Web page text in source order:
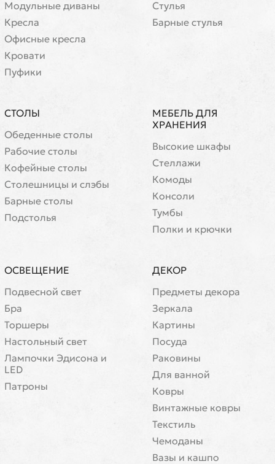
Модульные диваны
Кресла
Офисные кресла
Кровати
Пуфики
Стулья
Барные стулья
СТОЛЫ
Обеденные столы
Рабочие столы
Кофейные столы
Cтолешницы и слэбы
Барные столы
Подстолья
МЕБЕЛЬ ДЛЯ
ХРАНЕНИЯ
Высокие шкафы
Стеллажи
Комоды
Консоли
Тумбы
Полки и крючки
ОСВЕЩЕНИЕ
Подвесной свет
Бра
Торшеры
Настольный свет
Лампочки Эдисона и
LED
Патроны
ДЕКОР
Предметы декора
Зеркала
Картины
Посуда
Раковины
Для ванной
Ковры
Винтажные ковры
Текстиль
Чемоданы
Вазы и кашпо